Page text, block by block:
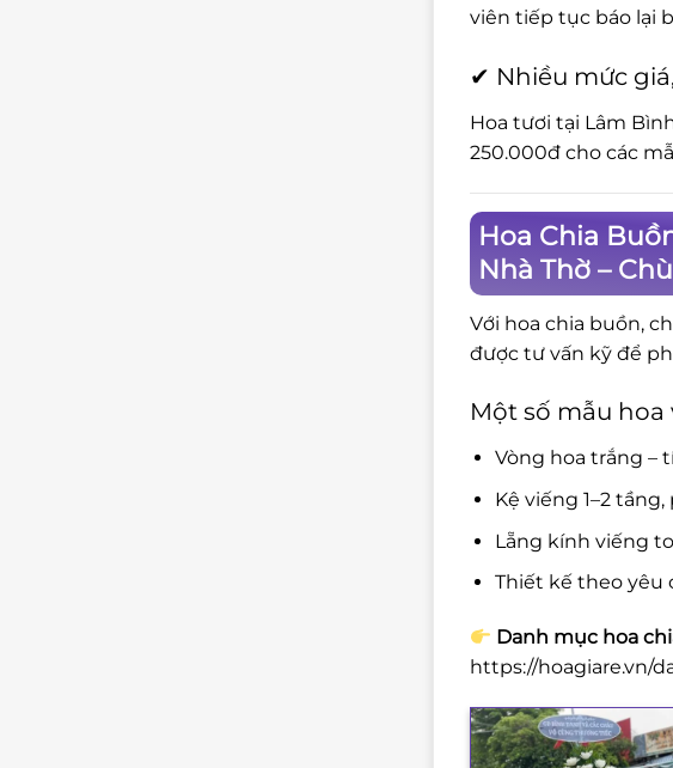
viên tiếp tục báo lại
✔ Nhiều mức
Hoa tươi tại Lâm
250.000đ cho các
Hoa Chia
Nhà Thờ –
Với hoa chia buồn,
được tư vấn kỹ để
Một số mẫu
Vòng hoa trắng –
Kệ viếng 1–2
Lẵng kính viếng
Thiết kế theo yêu
Danh mục hoa
https://hoagiare.vn/